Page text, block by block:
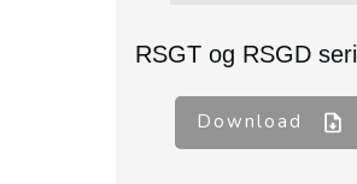
RSGT og RSGD
Download